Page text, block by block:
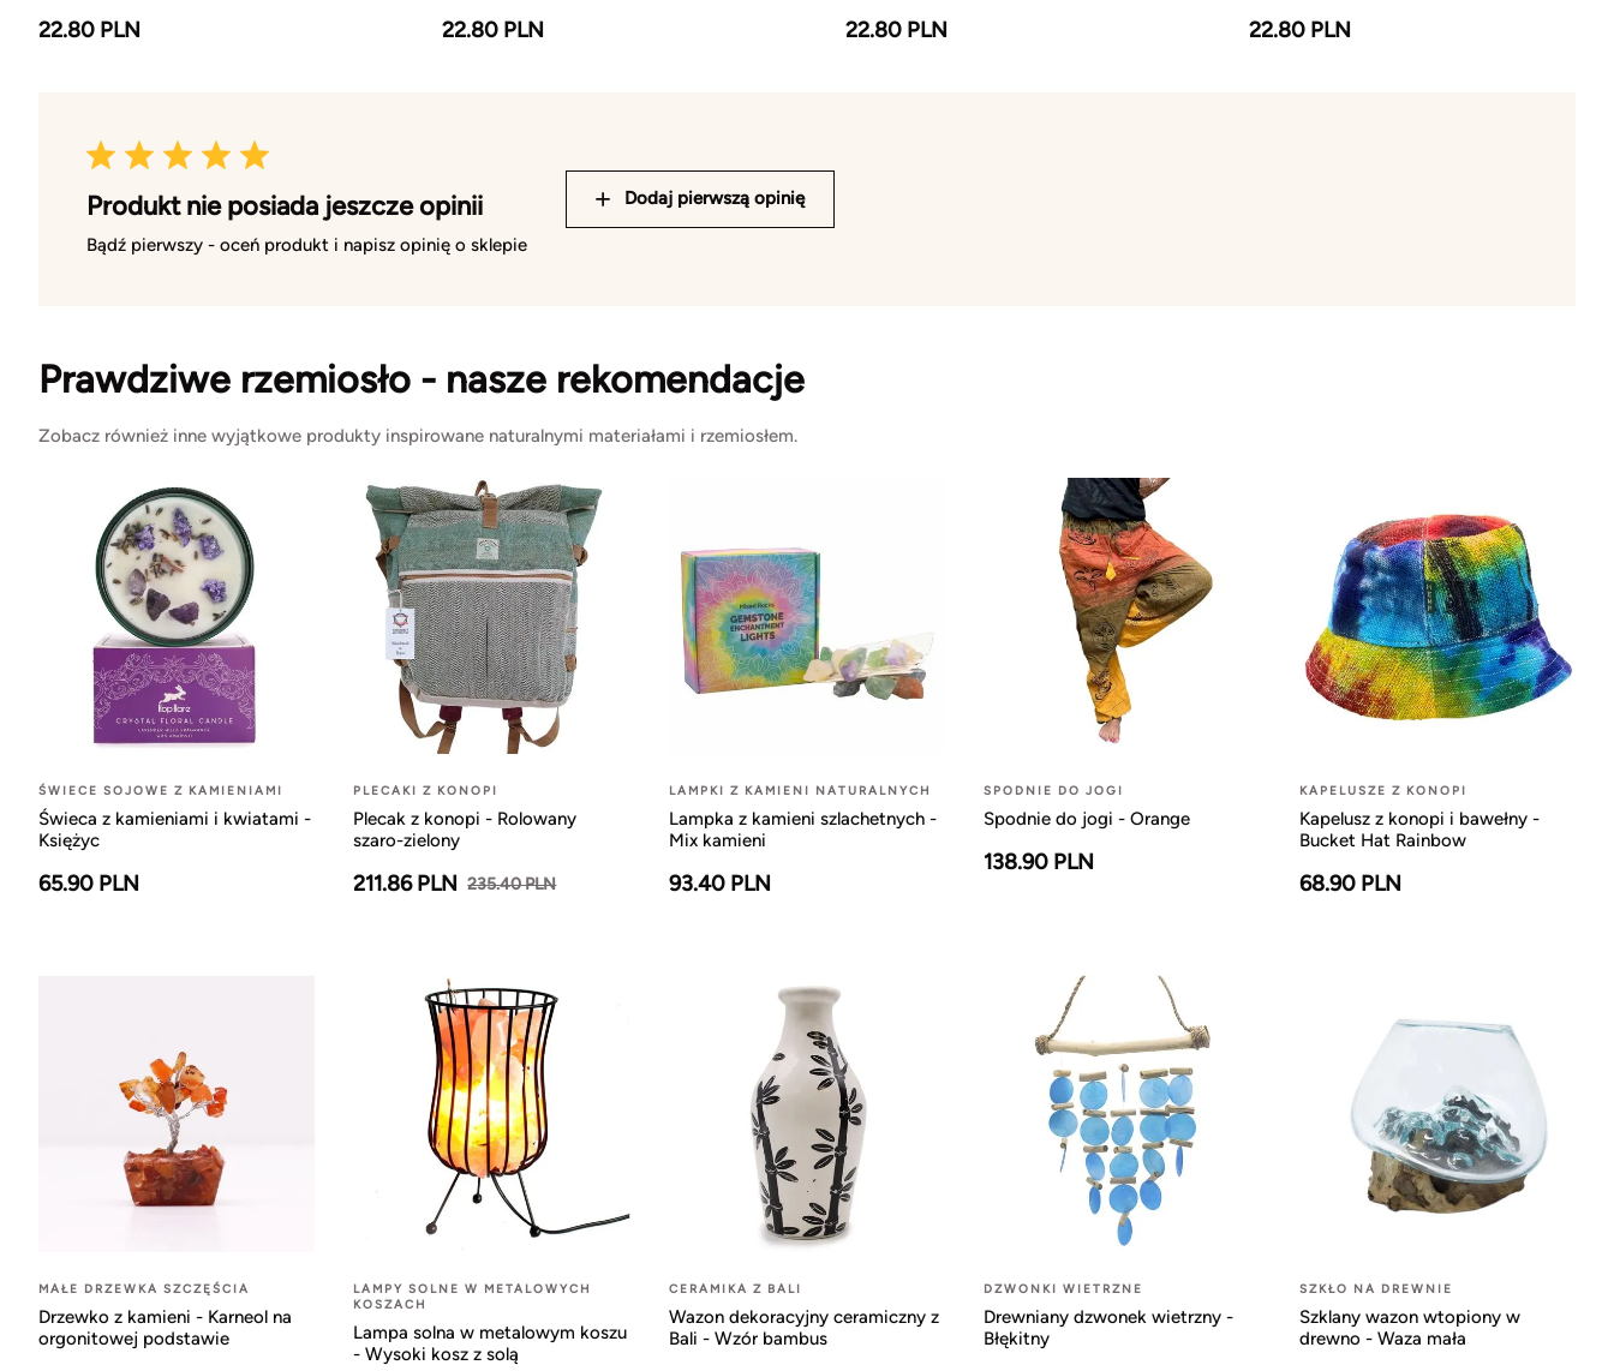
22.80 PLN 22.80 PLN 22.80 PLN 22.80 PLN
Produkt nie posiada jeszcze opinii
Bądź pierwszy - oceń produkt i napisz opinię o sklepie
Dodaj pierwszą opinię
Prawdziwe rzemiosło - nasze rekomendacje
Zobacz również inne wyjątkowe produkty inspirowane naturalnymi materiałami i rzemiosłem.
ŚWIECE SOJOWE Z KAMIENIAMI
Świeca z kamieniami i kwiatami -
Księżyc
65.90 PLN
PLECAKI Z KONOPI
Plecak z konopi - Rolowany
szaro-zielony
211.86 PLN 235.40 PLN
LAMPKI Z KAMIENI NATURALNYCH
Lampka z kamieni szlachetnych -
Mix kamieni
93.40 PLN
SPODNIE DO JOGI
Spodnie do jogi - Orange
138.90 PLN
KAPELUSZE Z KONOPI
Kapelusz z konopi i bawełny -
Bucket Hat Rainbow
68.90 PLN
MAŁE DRZEWKA SZCZĘŚCIA
Drzewko z kamieni - Karneol na
orgonitowej podstawie
LAMPY SOLNE W METALOWYCH
KOSZACH
Lampa solna w metalowym koszu
- Wysoki kosz z solą
CERAMIKA Z BALI
Wazon dekoracyjny ceramiczny z
Bali - Wzór bambus
DZWONKI WIETRZNE
Drewniany dzwonek wietrzny -
Błękitny
SZKŁO NA DREWNIE
Szklany wazon wtopiony w
drewno - Waza mała